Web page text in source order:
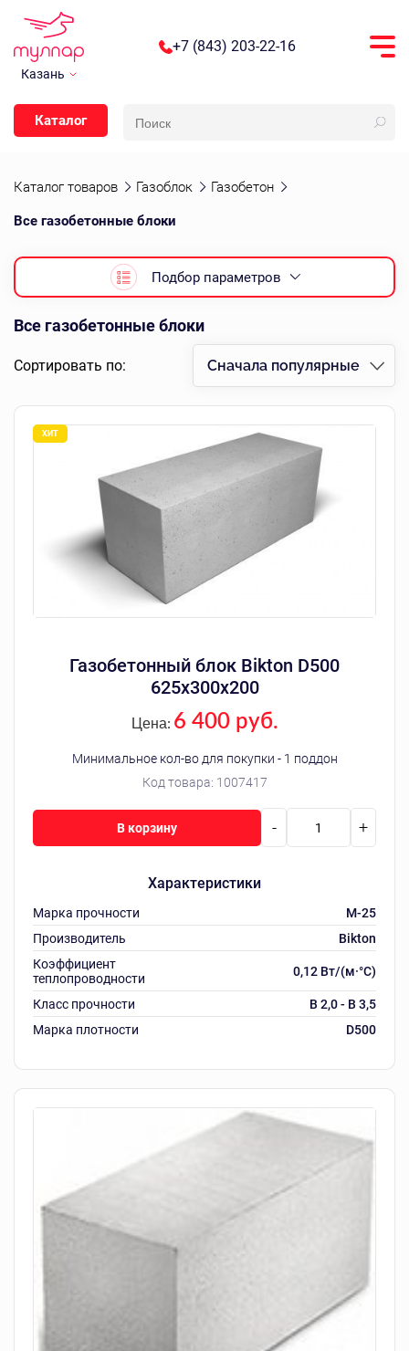
Казань
+7 (843) 203-22-16
Каталог
Каталог товаров Газоблок Газобетон
Все газобетонные блоки
Подбор параметров
Все газобетонные блоки
Сортировать по: Сначала популярные
Газобетонный блок Bikton D500
625х300х200
Код товара: 1007417
Цена: 6 400 руб.
Минимальное кол-во для покупки - 1 поддон
Характеристики
Марка прочности
M-25
Производитель
Bikton
Коэффициент
теплопроводности
0,12 Вт/(м·°C)
Класс прочности
B 2,0 - B 3,5
Марка плотности
D500
- +
В корзину